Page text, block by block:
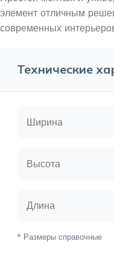
элемент отличным
современных
Технические
Ширина
Высота
Длина
* Размеры справочные